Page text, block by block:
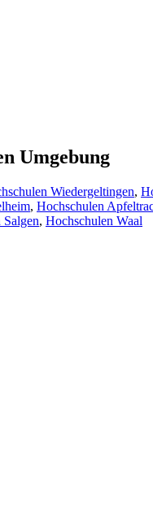
Umgebung
Wiedergeltingen,
, Hochschulen
, Hochschulen Waal